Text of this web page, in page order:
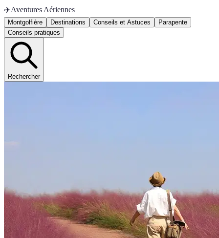
✈️Aventures Aériennes
Montgolfière Destinations Conseils et Astuces
Parapente
Conseils pratiques
Rechercher